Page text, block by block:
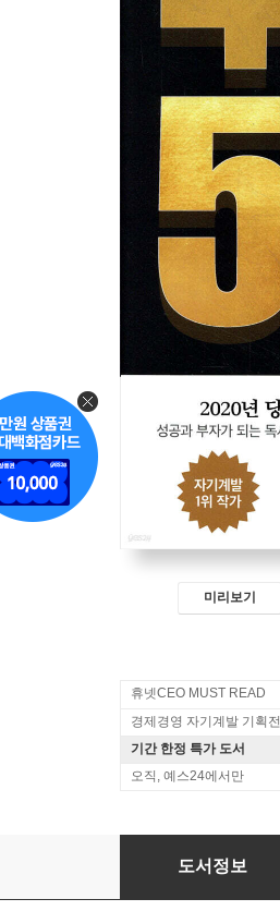
미리보기
휴넷CEO MUST READ
경제경영 자기계발 기획전
기간 한정 특가 도서
오직, 예스24에서만
부의 5가지 법칙
도서정보